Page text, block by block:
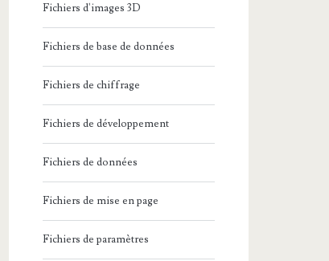
Fichiers d'images 3D
Fichiers de base de données
Fichiers de chiffrage
Fichiers de développement
Fichiers de données
Fichiers de mise en page
Fichiers de paramètres